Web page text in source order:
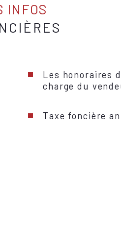
Interphone
Cave
INFOS
Les honoraires
charge du
Taxe foncière